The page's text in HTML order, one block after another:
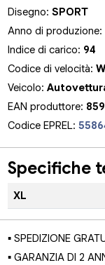
Disegno:SPORT
Anno di produzione:
Indice di carico: 94
Codice di velocità:
Veicolo:
EAN produttore:
Codice EPREL:
Specifiche
XL
▪ SPEDIZIONE
▪ GARANZIA DI 2